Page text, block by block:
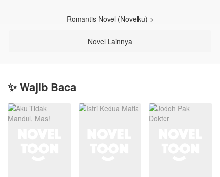
Romantis Novel (Novelku) >
Novel Lainnya
✨ Wajib Baca